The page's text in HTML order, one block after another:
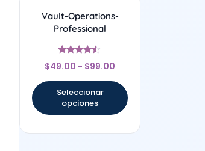
Vault-Operations-
Professional
Valorado
con
$49.00 - $99.00
Seleccionar
opciones